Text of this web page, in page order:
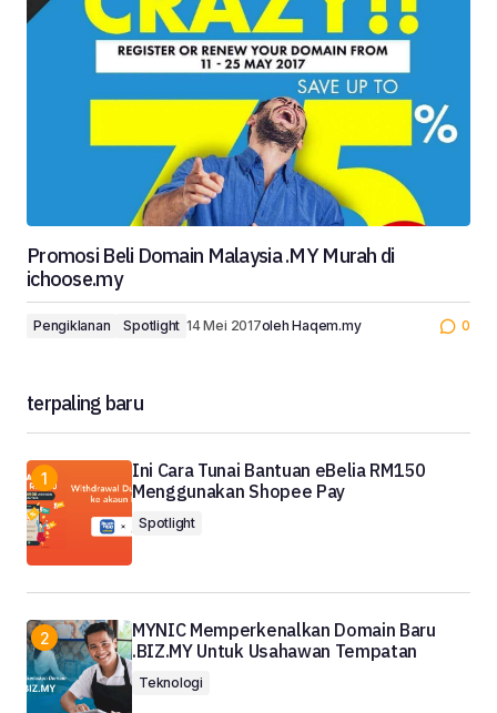
Promosi Beli Domain Malaysia .MY Murah di
ichoose.my
Pengiklanan Spotlight 14 Mei 2017oleh Haqem.my 0
terpaling baru
Ini Cara Tunai Bantuan eBelia RM150
Menggunakan Shopee Pay
Spotlight
MYNIC Memperkenalkan Domain Baru
.BIZ.MY Untuk Usahawan Tempatan
Teknologi